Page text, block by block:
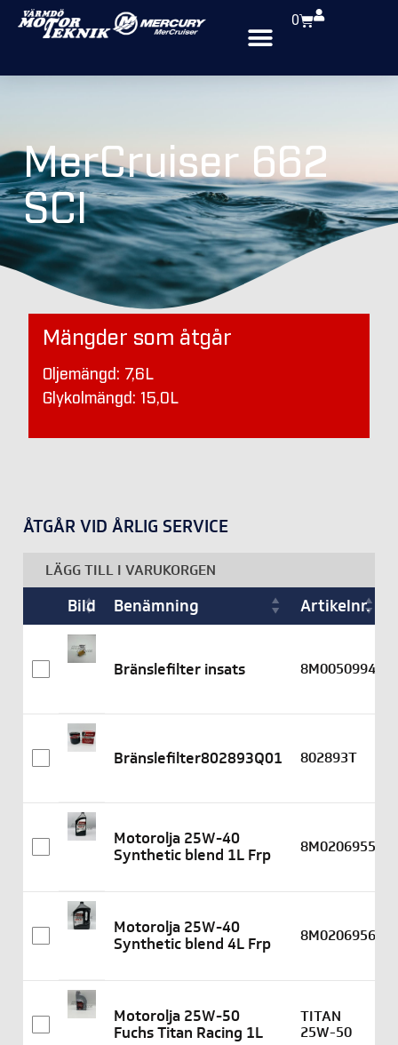
0
MerCruiser 662
SCI
Mängder som åtgår
Oljemängd: 7,6L
Glykolmängd: 15,0L
ÅTGÅR VID ÅRLIG SERVICE
LÄGG TILL I VARUKORGEN
Bild Benämning Artikelnr.
Bränslefilter insats 8M0050994
Bränslefilter802893Q01 802893T
Motorolja 25W-40
Synthetic blend 1L Frp 8M0206955
Motorolja 25W-40
Synthetic blend 4L Frp 8M0206956
Motorolja 25W-50
Fuchs Titan Racing 1L
TITAN
25W-50